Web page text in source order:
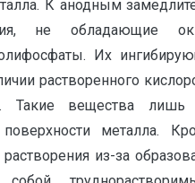
К анодным
не обладающие
Их
растворенного
Такие вещества лишь
металла.
из-за